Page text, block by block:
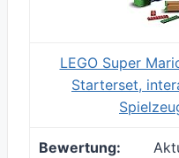
LEGO Super
Starterset,